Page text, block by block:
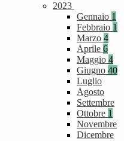
2023
Gennaio 1
Febbraio 1
Marzo 4
Aprile 6
Maggio 4
Giugno 40
Luglio
Agosto
Settembre
Ottobre 1
Novembre
Dicembre